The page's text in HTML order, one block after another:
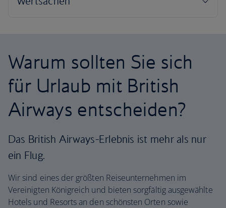
Warum sollten Sie sich
für Urlaub mit British
Airways entscheiden?
Das British Airways-Erlebnis ist mehr als nur
ein Flug.
Wir sind eines der größten Reiseunternehmen im
Vereinigten Königreich und bieten sorgfältig ausgewählte
Hotels und Resorts an den schönsten Orten sowie